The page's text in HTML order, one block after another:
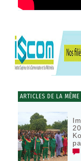
ARTICLES DE LA